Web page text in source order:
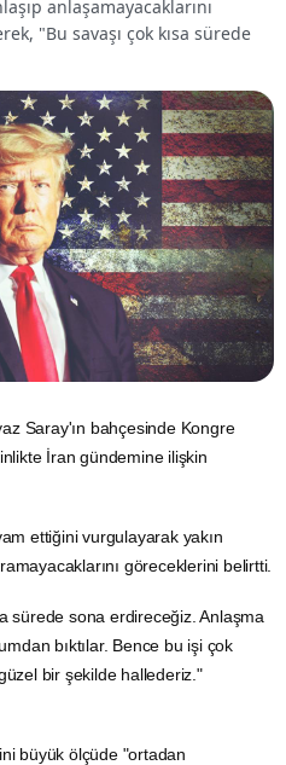
anlaşamayacaklarını
"Bu savaşı çok kısa sürede
Saray'ın bahçesinde Kongre
İran gündemine ilişkin
ettiğini vurgulayarak yakın
göreceklerini belirtti.
sürede sona erdireceğiz. Anlaşma
bıktılar. Bence bu işi çok
bir şekilde hallederiz."
büyük ölçüde "ortadan